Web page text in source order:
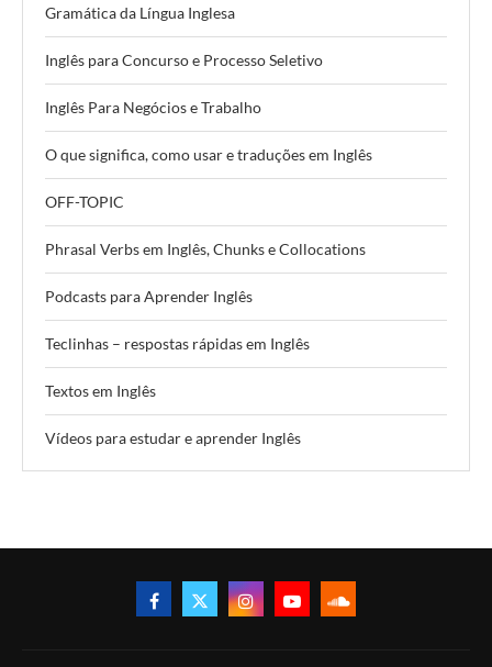
Gramática da Língua Inglesa
Inglês para Concurso e Processo Seletivo
Inglês Para Negócios e Trabalho
O que significa, como usar e traduções em Inglês
OFF-TOPIC
Phrasal Verbs em Inglês, Chunks e Collocations
Podcasts para Aprender Inglês
Teclinhas – respostas rápidas em Inglês
Textos em Inglês
Vídeos para estudar e aprender Inglês